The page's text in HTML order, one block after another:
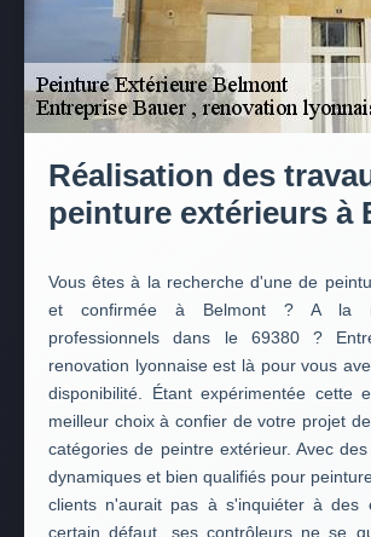
Réalisation des
peinture extérieurs à
Vous êtes à la recherche d'une de
et confirmée à Belmont ? A la
professionnels dans le 69380 ?
renovation lyonnaise est là pour vous
disponibilité. Étant expérimentée cette
meilleur choix à confier de votre projet
catégories de peintre extérieur. Avec
dynamiques et bien qualifiés pour
clients n'aurait pas à s'inquiéter à des
certain défaut, ses contrôleurs ne se